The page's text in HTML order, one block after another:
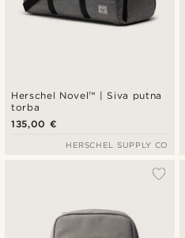
Herschel Novel™ | Siva putna
torba
135,00 €
HERSCHEL SUPPLY CO